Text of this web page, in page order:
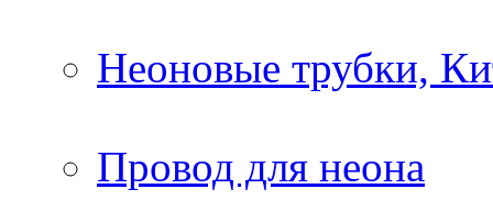
Неоновые трубки,
Провод для неона